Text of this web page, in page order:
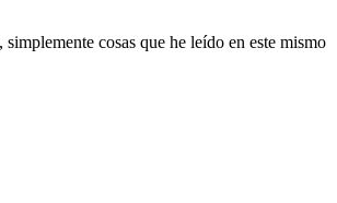
cosas que he leído en este mismo